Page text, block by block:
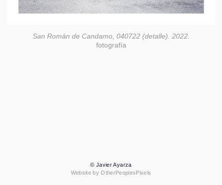
San Román de Candamo, 040722 (detalle). 2022.
fotografía
© Javier Ayarza
Website by OtherPeoplesPixels